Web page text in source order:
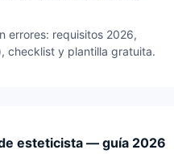
errores: requisitos 2026,
checklist y plantilla gratuita.
esteticista — guía 2026